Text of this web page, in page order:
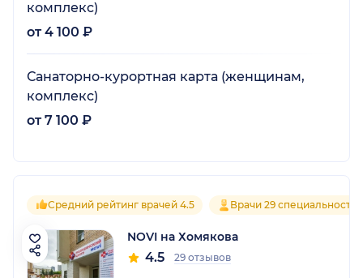
комплекс)
от 4 100 ₽
Санаторно-курортная карта (женщинам,
комплекс)
от 7 100 ₽
Средний рейтинг врачей 4.5 Врачи 29 специальностей
NOVI на Хомякова
4.5 29 отзывов